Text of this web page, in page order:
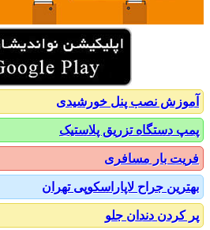
نصب پنل خورشیدی
دستگاه تزریق پلاستیک
بار مسافری
جراح لاپاراسکوپی تهران
دندان جلو